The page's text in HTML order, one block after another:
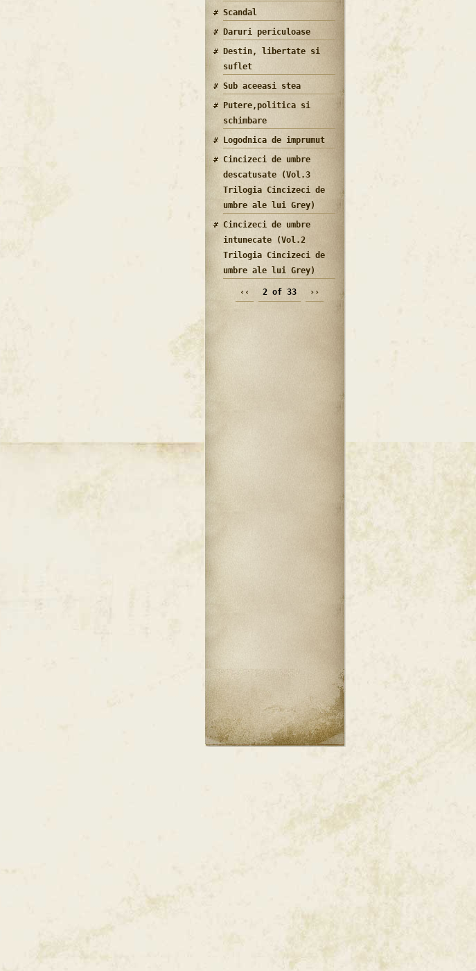
Scandal
Daruri periculoase
Destin, libertate si
suflet
Sub aceeasi stea
Putere,politica si
schimbare
Logodnica de imprumut
Cincizeci de umbre
descatusate (Vol.3
Trilogia Cincizeci de
umbre ale lui Grey)
Cincizeci de umbre
intunecate (Vol.2
Trilogia Cincizeci de
umbre ale lui Grey)
‹‹ 2 of 33 ››